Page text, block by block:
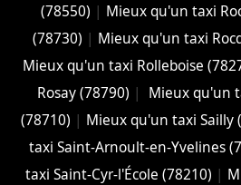
(78550) | Mieux qu'un taxi
(78730) | Mieux qu'un taxi
Mieux qu'un taxi Rolleboise
Rosay (78790) |
Mieux qu'un
(78710) | Mieux qu'un taxi Sailly
taxi Saint-Arnoult-en-Yvelines
taxi Saint-Cyr-l'École (78210) |